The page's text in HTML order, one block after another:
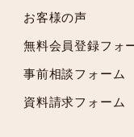
2020年12月
2020年11月
2020年10月
お客様の声
無料会員登録フォ
事前相談フォーム
資料請求フォーム